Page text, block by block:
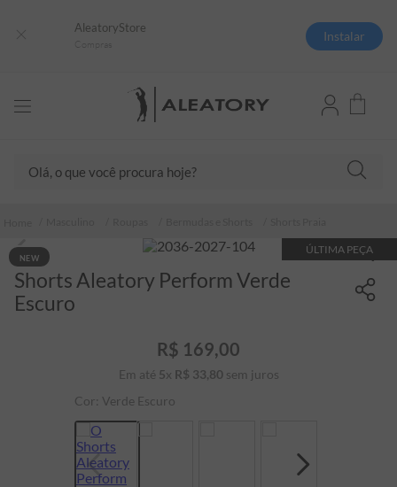
AleatoryStore
Instalar
ÚLTIMA PEÇA
NEW
Shorts Aleatory Perform Verde
Escuro
R$ 169,00
Em até 5x R$ 33,80 sem juros
Cor: Verde Escuro
camisas polo
camiseta listrada
5º
pima